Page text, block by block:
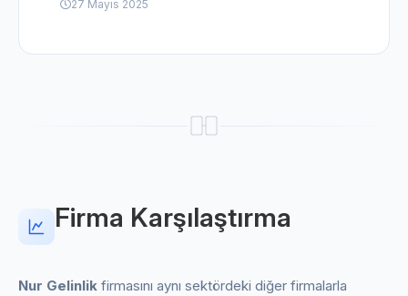
27 Mayıs 2025
Firma Karşılaştırma
Nur Gelinlik firmasını aynı sektördeki diğer firmalarla